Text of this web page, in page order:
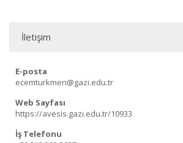
İletişim
E-posta
ecemturkmen@gazi.edu.tr
Web Sayfası
https://avesis.gazi.edu.tr/10933
İş Telefonu